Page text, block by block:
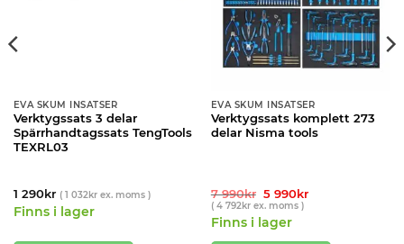
EVA SKUM INSATSER
Verktygssats 3 delar
Spärrhandtagssats TengTools
TEXRL03
1 290kr ( 1 032krex. moms )
Finns i lager
EVA SKUM INSATSER
Verktygssats komplett 273
delar Nisma tools
7 990kr Det
ursprungliga
var:
5 990krDet
( 4 792krex. moms )
Finns i lager